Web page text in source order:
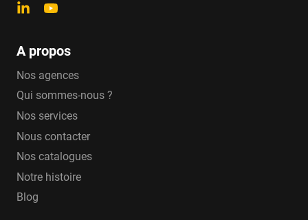
A propos
Nos agences
Qui sommes-nous ?
Nos services
Nous contacter
Nos catalogues
Notre histoire
Blog